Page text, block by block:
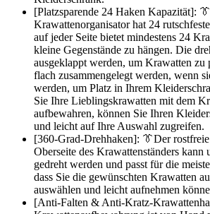
[Platzsparende 24 Haken Kapazität]:
Krawattenorganisator hat 24
auf jeder Seite bietet mindestens 24
kleine Gegenstände zu hängen. Die
ausgeklappt werden, um Krawatten zu
flach zusammengelegt werden, wenn
werden, um Platz in Ihrem
Sie Ihre Lieblingskrawatten mit dem
aufbewahren, können Sie Ihren
und leicht auf Ihre Auswahl zugreifen.
[360-Grad-Drehhaken]: 👔Der
Oberseite des Krawattenständers kann
gedreht werden und passt für die
dass Sie die gewünschten Krawatten
auswählen und leicht aufnehmen
[Anti-Falten & Anti-Kratz-